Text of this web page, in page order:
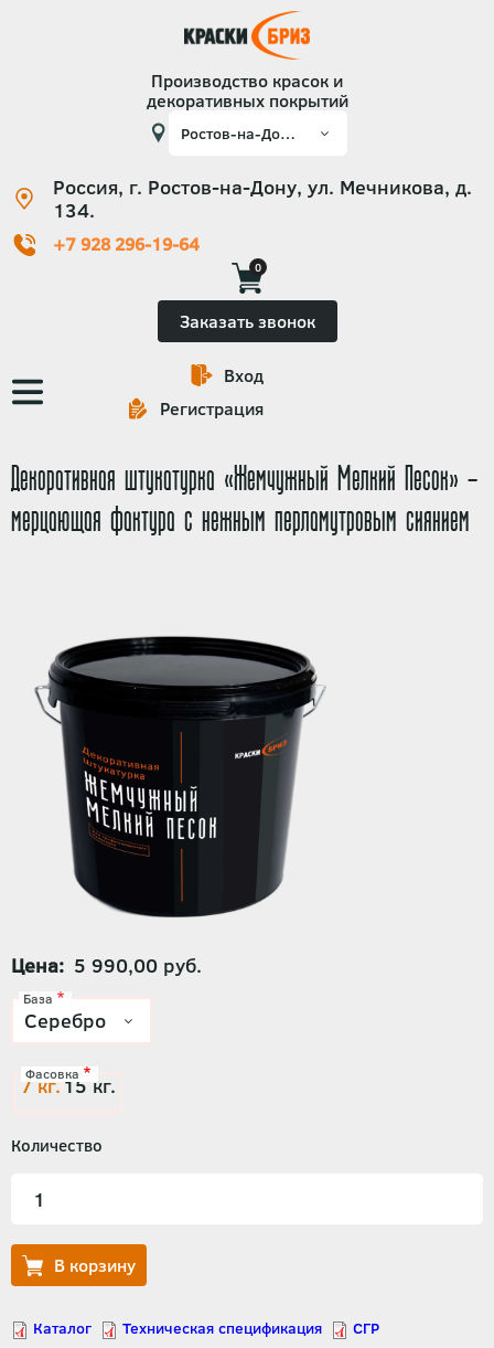
Производство красок и
декоративных покрытий
Россия, г. Ростов-на-Дону, ул. Мечникова, д.
134.
+7 928 296-19-64
0
Заказать звонок
Основная
навигация
Вход
Регистрация
Декоративная штукатурка «Жемчужный Мелкий Песок» -
мерцающая фактура с нежным перламутровым сиянием
Цена 5 990,00 руб.
База
Фасовка
7 кг.15 кг.
Количество